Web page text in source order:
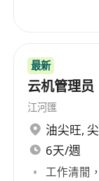
最新
云机管理员
江河匯
油尖旺,
6天/週
工作清閒